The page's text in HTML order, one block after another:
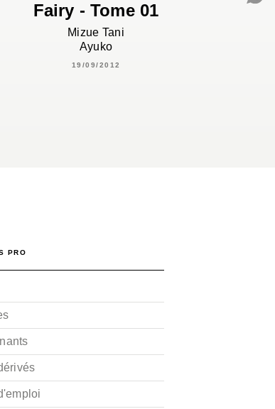
Fairy - Tome 01
Mizue Tani
Ayuko
19/09/2012
PRO